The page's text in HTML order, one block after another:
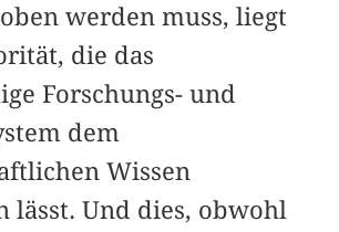
werden muss, liegt
die das
Forschungs- und
dem
Wissen
lässt. Und dies, obwohl